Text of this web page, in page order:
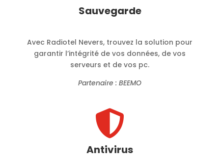
Sauvegarde
Avec Radiotel Nevers, trouvez la solution pour
garantir l’intégrité de vos données, de vos
serveurs et de vos pc.
Partenaire : BEEMO

Antivirus